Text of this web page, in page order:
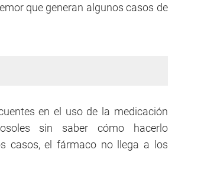
que generan algunos casos de
en el uso de la medicación
sin saber cómo hacerlo
casos, el fármaco no llega a los